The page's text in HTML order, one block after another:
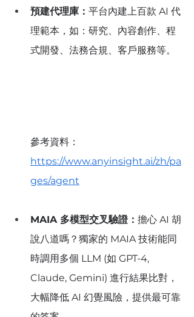
預建代理庫： 平台內建上百款 AI 代
理範本，如：研究、內容創作、程
式開發、法務合規、客戶服務等。
參考資料：
https://www.anyinsight.ai/zh/pa
ges/agent
MAIA 多模型交叉驗證： 擔心 AI 胡
說八道嗎？獨家的 MAIA 技術能同
時調用多個 LLM (如 GPT-4,
Claude, Gemini) 進行結果比對，
大幅降低 AI 幻覺風險，提供最可靠